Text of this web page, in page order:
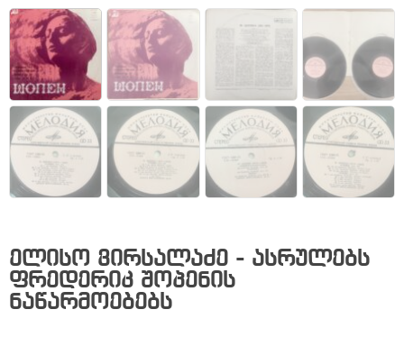
ელისო ვირსალაძე - ასრულებს
ფრედერიკ შოპენის
ნაწარმოებებს